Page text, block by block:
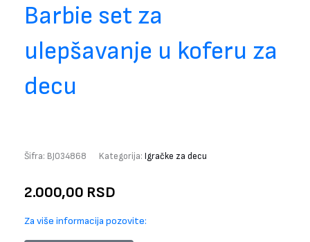
Barbie set za
ulepšavanje u koferu za
decu
Šifra: BJ034868 Kategorija: Igračke za decu
2.000,00 RSD
Za više informacija pozovite: